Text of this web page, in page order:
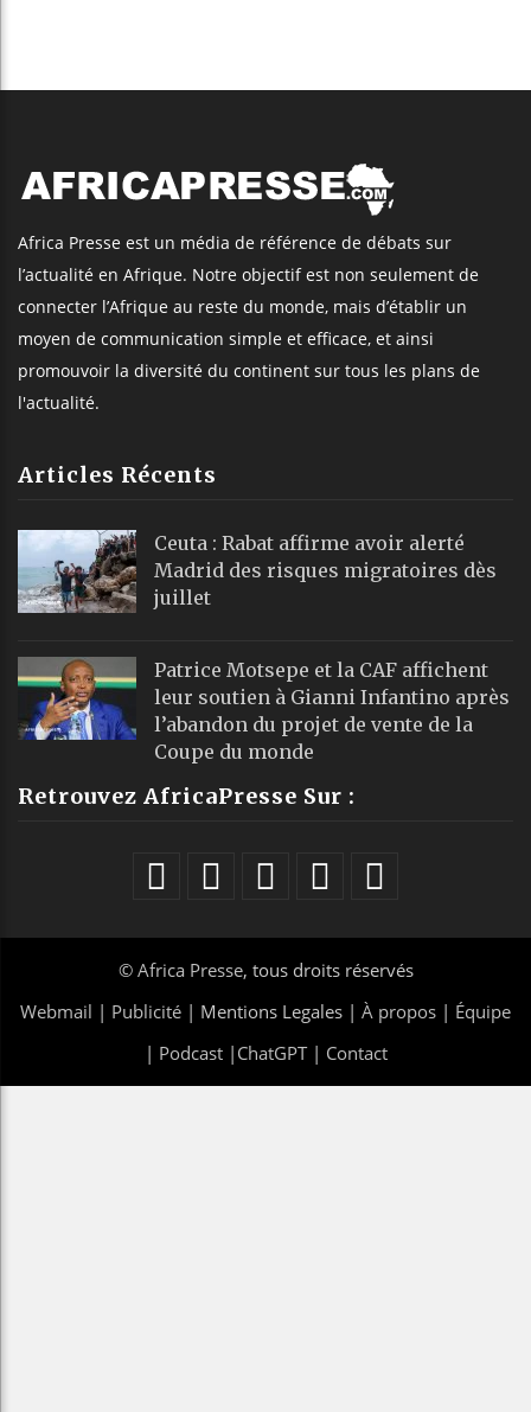
Africa Presse est un média de référence de débats sur
l’actualité en Afrique. Notre objectif est non seulement de
connecter l’Afrique au reste du monde, mais d’établir un
moyen de communication simple et efficace, et ainsi
promouvoir la diversité du continent sur tous les plans de
l'actualité.
Articles Récents
Ceuta : Rabat affirme avoir alerté
Madrid des risques migratoires dès
juillet
Patrice Motsepe et la CAF affichent
leur soutien à Gianni Infantino après
l’abandon du projet de vente de la
Coupe du monde
Retrouvez AfricaPresse Sur :
© Africa Presse, tous droits réservés
Webmail | Publicité | Mentions Legales | À propos | Équipe
| Podcast| ChatGPT| Contact